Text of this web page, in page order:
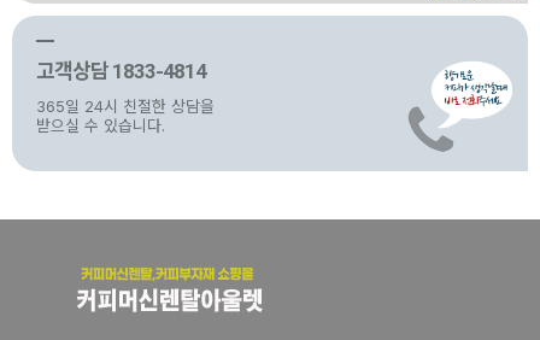
고객상담 1833-4814
365일 24시 친절한 상담을
받으실 수 있습니다.